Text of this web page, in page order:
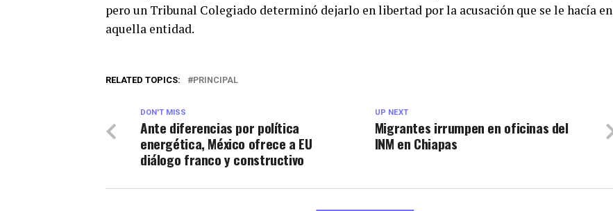
pero un Tribunal Colegiado determinó dejarlo en libertad por la acusación que se le hacía en
aquella entidad.
RELATED TOPICS: PRINCIPAL
UP NEXT
Migrantes irrumpen en oficinas del
INM en Chiapas
DON'T MISS
Ante diferencias por política
energética, México ofrece a EU
diálogo franco y constructivo